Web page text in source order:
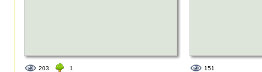
203 1 151